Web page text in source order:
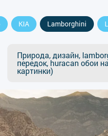
KIA Lamborghini
Природа, дизайн,
передок, huracan обои
картинки)